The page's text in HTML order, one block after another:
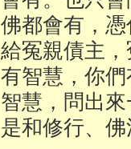
佛都會有，
給冤親債主
有智慧，你
智慧，問出
是和修行、